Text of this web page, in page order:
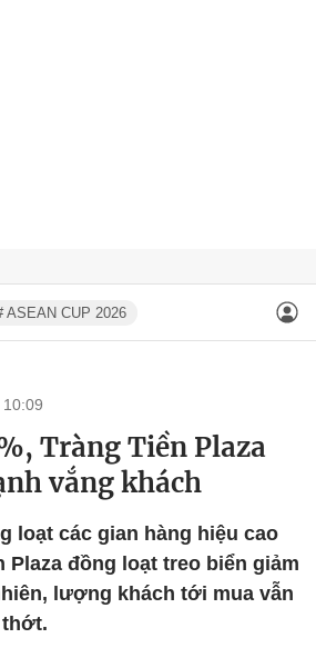
ASEAN CUP 2026
Tràng Tiền Plaza
vắng khách
loạt các gian hàng hiệu cao
Plaza đồng loạt treo biển giảm
lượng khách tới mua vẫn
thớt.